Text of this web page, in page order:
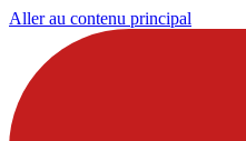
Aller au contenu principal